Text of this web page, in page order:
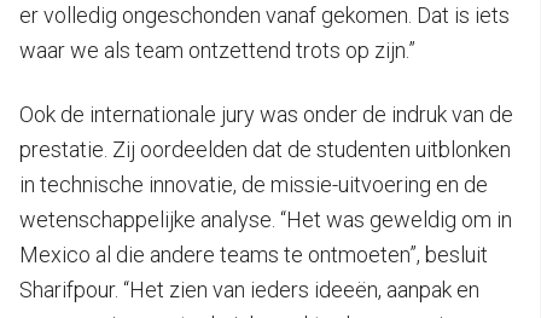
er volledig ongeschonden vanaf gekomen. Dat is iets
waar we als team ontzettend trots op zijn.”
Ook de internationale jury was onder de indruk van de
prestatie. Zij oordeelden dat de studenten uitblonken
in technische innovatie, de missie-uitvoering en de
wetenschappelijke analyse. “Het was geweldig om in
Mexico al die andere teams te ontmoeten”, besluit
Sharifpour. “Het zien van ieders ideeën, aanpak en